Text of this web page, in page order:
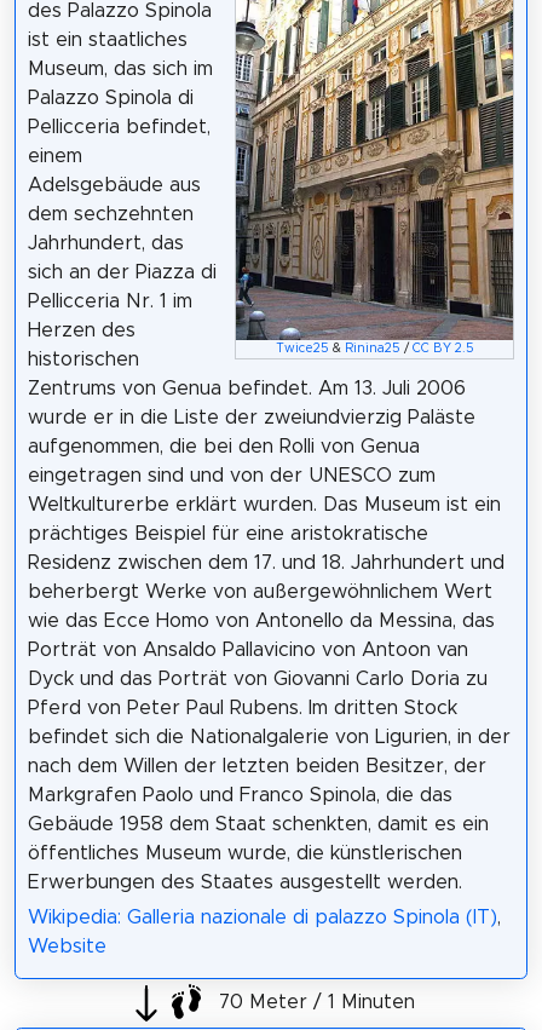
Twice25 & Rinina25 / CC BY 2.5
des Palazzo Spinola
ist ein staatliches
Museum, das sich im
Palazzo Spinola di
Pellicceria befindet,
einem
Adelsgebäude aus
dem sechzehnten
Jahrhundert, das
sich an der Piazza di
Pellicceria Nr. 1 im
Herzen des
historischen
Zentrums von Genua befindet. Am 13. Juli 2006
wurde er in die Liste der zweiundvierzig Paläste
aufgenommen, die bei den Rolli von Genua
eingetragen sind und von der UNESCO zum
Weltkulturerbe erklärt wurden. Das Museum ist ein
prächtiges Beispiel für eine aristokratische
Residenz zwischen dem 17. und 18. Jahrhundert und
beherbergt Werke von außergewöhnlichem Wert
wie das Ecce Homo von Antonello da Messina, das
Porträt von Ansaldo Pallavicino von Antoon van
Dyck und das Porträt von Giovanni Carlo Doria zu
Pferd von Peter Paul Rubens. Im dritten Stock
befindet sich die Nationalgalerie von Ligurien, in der
nach dem Willen der letzten beiden Besitzer, der
Markgrafen Paolo und Franco Spinola, die das
Gebäude 1958 dem Staat schenkten, damit es ein
öffentliches Museum wurde, die künstlerischen
Erwerbungen des Staates ausgestellt werden.
Wikipedia: Galleria nazionale di palazzo Spinola (IT),
Website
70 Meter / 1 Minuten